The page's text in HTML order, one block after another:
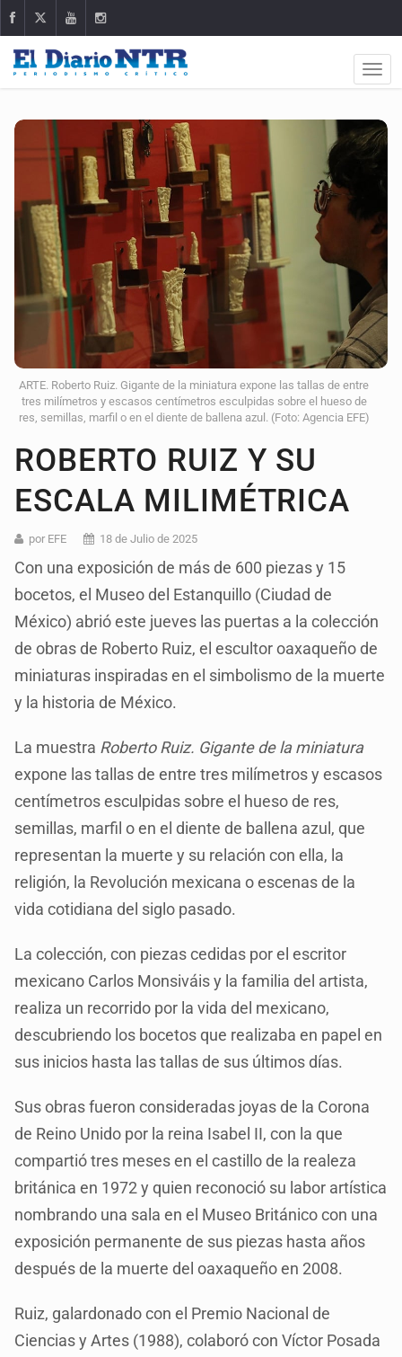
ARTE. Roberto Ruiz. Gigante de la miniatura expone las tallas de entre
tres milímetros y escasos centímetros esculpidas sobre el hueso de
res, semillas, marfil o en el diente de ballena azul. (Foto: Agencia EFE)
ROBERTO RUIZ Y SU
ESCALA MILIMÉTRICA
por EFE 18 de Julio de 2025
Con una exposición de más de 600 piezas y 15
bocetos, el Museo del Estanquillo (Ciudad de
México) abrió este jueves las puertas a la colección
de obras de Roberto Ruiz, el escultor oaxaqueño de
miniaturas inspiradas en el simbolismo de la muerte
y la historia de México.
La muestra Roberto Ruiz. Gigante de la miniatura
expone las tallas de entre tres milímetros y escasos
centímetros esculpidas sobre el hueso de res,
semillas, marfil o en el diente de ballena azul, que
representan la muerte y su relación con ella, la
religión, la Revolución mexicana o escenas de la
vida cotidiana del siglo pasado.
La colección, con piezas cedidas por el escritor
mexicano Carlos Monsiváis y la familia del artista,
realiza un recorrido por la vida del mexicano,
descubriendo los bocetos que realizaba en papel en
sus inicios hasta las tallas de sus últimos días.
Sus obras fueron consideradas joyas de la Corona
de Reino Unido por la reina Isabel II, con la que
compartió tres meses en el castillo de la realeza
británica en 1972 y quien reconoció su labor artística
nombrando una sala en el Museo Británico con una
exposición permanente de sus piezas hasta años
después de la muerte del oaxaqueño en 2008.
Ruiz, galardonado con el Premio Nacional de
Ciencias y Artes (1988), colaboró con Víctor Posada